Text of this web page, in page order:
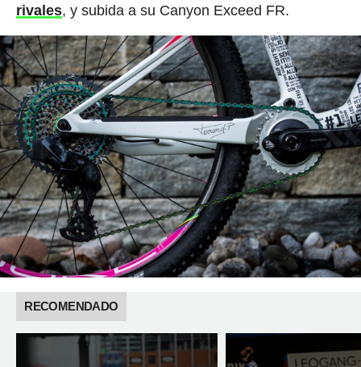
rivales, y subida a su Canyon Exceed FR.
RECOMENDADO